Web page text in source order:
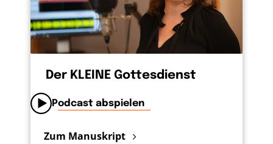
Der KLEINE Gottesdienst
Podcast abspielen
Zum Manuskript